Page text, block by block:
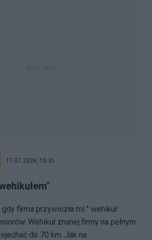
17.07.2026, 15:31
gdy firma przywiozła mi " wehikuł
Wehikuł znanej firmy na pełnym
do 70 km. Jak na